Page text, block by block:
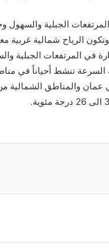
الجبلية
الرياح شمالية غربية
في المرتفعات الجبلية
السرعة تنشط أحياناً في